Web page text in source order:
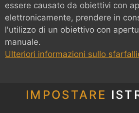
essere causato da obiettivi con
elettronicamente, prendere in
l'utilizzo di un obiettivo con
manuale.
Ulteriori informazioni sullo
IMPOSTARE